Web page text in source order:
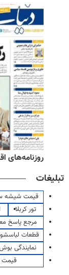
روزنامه‌های
تبلیغات
قیمت شیشه
تور کربلا
مرجع پاسخ
قطعات
نمایندگی
قیمت